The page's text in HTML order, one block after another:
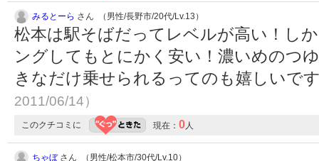
みるとーら さん （男性/長野市/20代/Lv.13）
松本は駅そばだってレベルが高い！し
ングしてもとにかく安い！濃いめのつ
きなだけ乗せられるってのも嬉しいで
2011/06/14）
このクチコミに 現在： 0人
ちゃぼさん （男性/松本市/30代/Lv.10）